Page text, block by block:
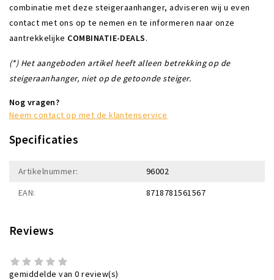
combinatie met deze steigeraanhanger, adviseren wij u even
contact met ons op te nemen en te informeren naar onze
aantrekkelijke COMBINATIE-DEALS.
(*) Het aangeboden artikel heeft alleen betrekking op de
steigeraanhanger, niet op de getoonde steiger.
Nog vragen?
Neem contact op met de klantenservice
Specificaties
Artikelnummer:
96002
EAN:
8718781561567
Reviews
gemiddelde van 0 review(s)